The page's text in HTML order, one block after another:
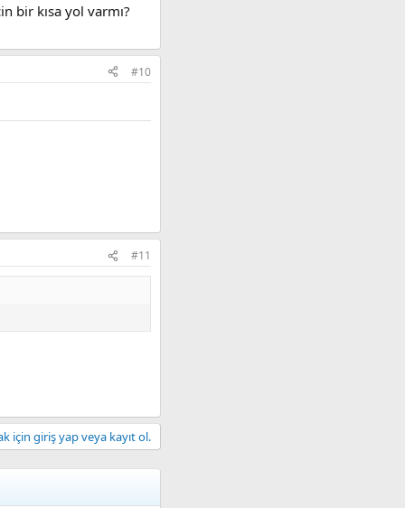
bir kısa yol varmı?
#10
#11
için giriş yap veya kayıt ol.